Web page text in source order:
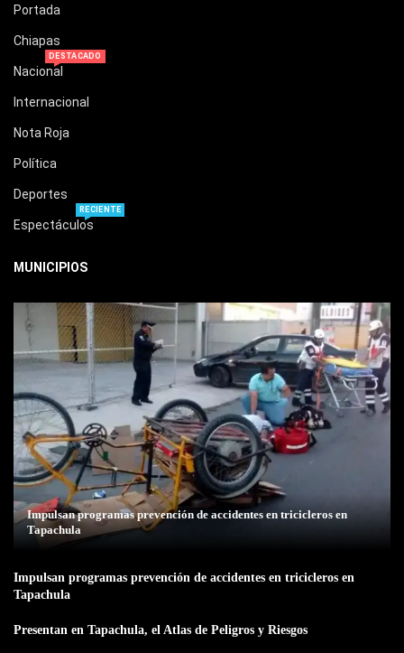
Portada
Chiapas
Nacional
DESTACADO
Internacional
Nota Roja
Política
Deportes
Espectáculos
RECIENTE
MUNICIPIOS
Impulsan programas prevención de accidentes en tricicleros en
Tapachula
Impulsan programas prevención de accidentes en tricicleros en
Tapachula
Presentan en Tapachula, el Atlas de Peligros y Riesgos